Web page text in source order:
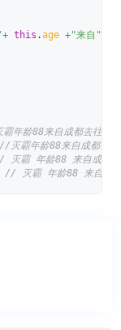
+ this .age +"来自"
年龄88来自成都去往上
//灭霸年龄88来自成都去往
灭霸 年龄88 来自成都去
// 灭霸 年龄88 来自成